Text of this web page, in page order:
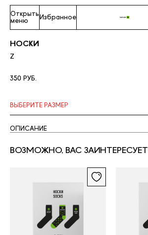
Открыть
меню
Избранное
НОСКИ
Z
350 РУБ.
ВЫБЕРИТЕРАЗМЕР
ОПИСАНИЕ
ВОЗМОЖНО, ВАС ЗАИНТЕРЕСУЕТ